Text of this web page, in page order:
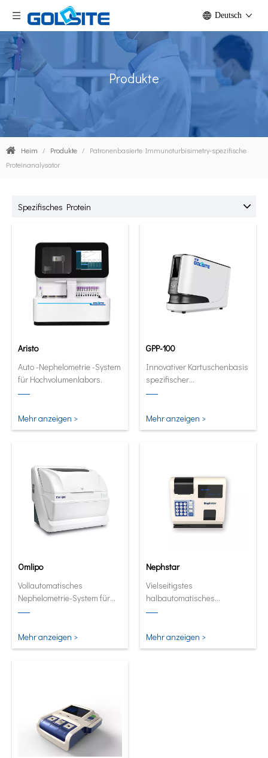
Deutsch
Produkte
Heim / Produkte /
Patronenbasierte Immunoturbisimetry-spezifische
Proteinanalysator
Spezifisches Protein
Aristo
Auto -Nephelometrie -System
für Hochvolumenlabors.
Mehr anzeigen >
GPP-100
Innovativer Kartuschenbasis
spezifischer
Proteinanalysator. Full
quantitative Analysator in
seiner kleinsten und
Mehr anzeigen >
Omlipo
Vollautomatisches
Nephelometrie-System für
Labors mit mittlerer bis hoher
Mehr anzeigen >
Nephstar
Vielseitigstes
halbautomatisches
Analysegerät für spezifische
Mehr anzeigen >